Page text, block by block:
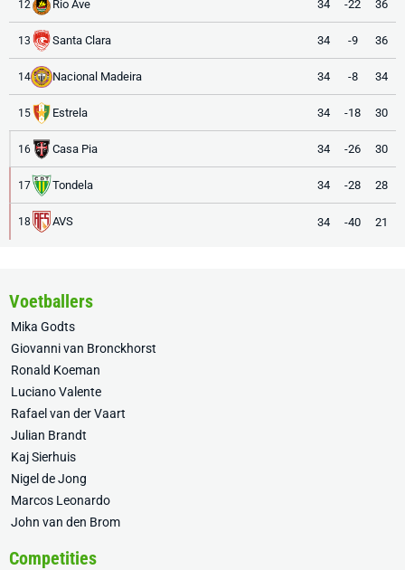
12 Rio Ave 34 -22 36
13 Santa Clara 34 -9 36
14 Nacional Madeira 34 -8 34
15 Estrela 34 -18 30
16 Casa Pia 34 -26 30
17 Tondela 34 -28 28
18 AVS 34 -40 21
Voetballers
Mika Godts
Giovanni van Bronckhorst
Ronald Koeman
Luciano Valente
Rafael van der Vaart
Julian Brandt
Kaj Sierhuis
Nigel de Jong
Marcos Leonardo
John van den Brom
Competities